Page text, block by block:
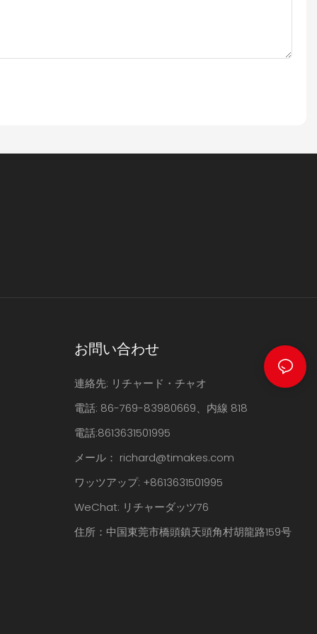
お問い合わせ
連絡先: リチャード・チャオ
電話: 86-769-83980669、内線 818
電話:8613631501995
メール： richard@timakes.com
ワッツアップ: +8613631501995
WeChat: リチャーダッツ76
住所：中国東莞市橋頭鎮天頭角村胡龍路159号